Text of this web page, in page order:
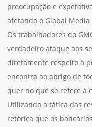
preocupação e
afetando o Global Media
Os trabalhadores do
verdadeiro ataque aos
diretamente respeito à
encontra ao abrigo de
quer no que se refere à
Utilizando a tática das
retórica que os